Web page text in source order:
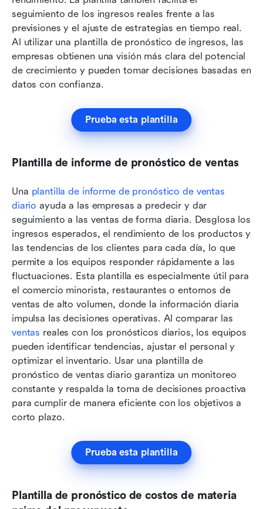
seguimiento de los ingresos reales frente a las
previsiones y el ajuste de estrategias en tiempo real.
Al utilizar una plantilla de pronóstico de ingresos, las
empresas obtienen una visión más clara del potencial
de crecimiento y pueden tomar decisiones basadas en
datos con confianza.
Prueba esta plantilla
Plantilla de informe de pronóstico de ventas
Una plantilla de informe de pronóstico de ventas
diario ayuda a las empresas a predecir y dar
seguimiento a las ventas de forma diaria. Desglosa los
ingresos esperados, el rendimiento de los productos y
las tendencias de los clientes para cada día, lo que
permite a los equipos responder rápidamente a las
fluctuaciones. Esta plantilla es especialmente útil para
el comercio minorista, restaurantes o entornos de
ventas de alto volumen, donde la información diaria
ventas reales con los pronósticos diarios, los equipos
pueden identificar tendencias, ajustar el personal y
optimizar el inventario. Usar una plantilla de
pronóstico de ventas diario garantiza un monitoreo
constante y respalda la toma de decisiones proactiva
para cumplir de manera eficiente con los objetivos a
corto plazo.
Prueba esta plantilla
Plantilla de pronóstico de costos de materia